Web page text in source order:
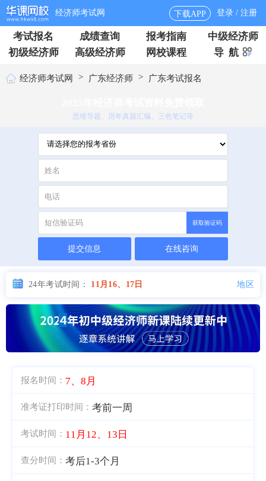
经济师考试网 下载APP 登录 / 注册
考试报名 成绩查询 报考指南
中级经济师
初级经济师
高级经济师 网校课程 导 航
经济师考试网 > 广东经济师 > 广东考试报名
思维导题、历年真题汇编、三色笔记等
获取验证码
提交信息 在线咨询
24年考试时间： 11月16、17日 地区
报名时间： 7、8月
准考证打印时间： 考前一周
考试时间： 11月12、13日
查分时间： 考后1-3个月